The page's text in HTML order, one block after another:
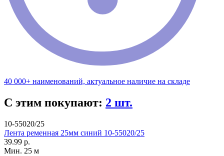
40 000+ наименований, актуальное наличие на складе
С этим покупают: 2 шт.
10-55020/25
Лента ременная 25мм синий 10-55020/25
39.99 р.
Мин. 25 м